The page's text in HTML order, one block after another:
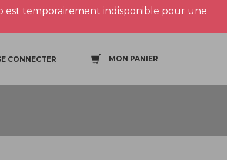
est temporairement indisponible pour une
CONNECTER MON PANIER